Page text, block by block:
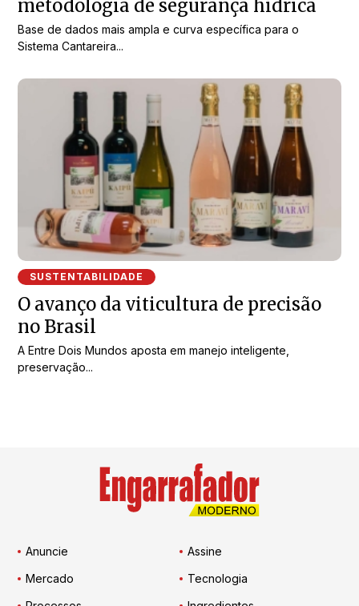
metodologia de segurança hídrica
Base de dados mais ampla e curva específica para o
Sistema Cantareira...
SUSTENTABILIDADE
O avanço da viticultura de precisão
no Brasil
A Entre Dois Mundos aposta em manejo inteligente,
preservação...
Anuncie
Assine
Mercado
Tecnologia